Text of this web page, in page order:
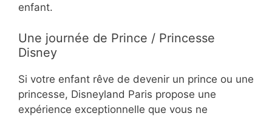
enfant.
Une journée de Prince / Princesse
Disney
Si votre enfant rêve de devenir un prince ou une
princesse, Disneyland Paris propose une
expérience exceptionnelle que vous ne